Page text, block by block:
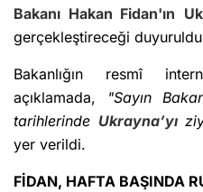
Bakanı Hakan Fidan'ın
gerçekleştireceği
Bakanlığın resmî
açıklamada,
"Sayın
tarihlerinde Ukrayna’yı
yer verildi.
FİDAN, HAFTA BAŞINDA